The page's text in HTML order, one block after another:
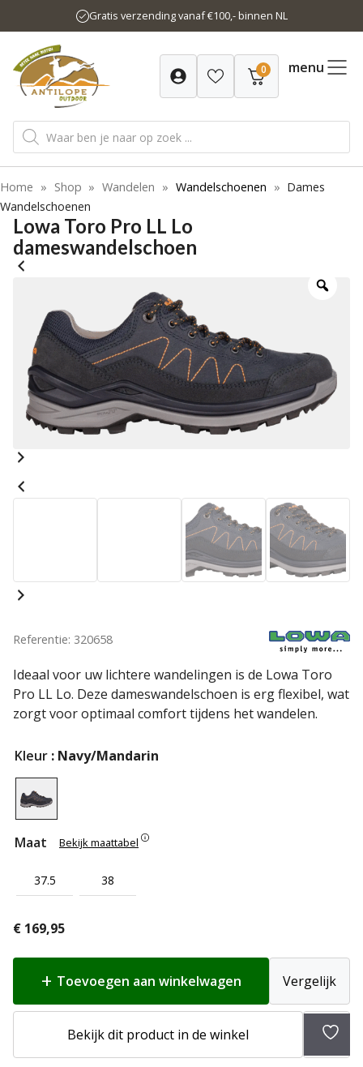
naar
inhoud
Gratis verzending vanaf €100,- binnen NL
0 menu
Producten
zoeken
Home » Shop » Wandelen » Wandelschoenen » Dames
Wandelschoenen
Lowa Toro Pro LL Lo
dameswandelschoen
Referentie: 320658
Ideaal voor uw lichtere wandelingen is de Lowa Toro
Pro LL Lo. Deze dameswandelschoen is erg flexibel, wat
zorgt voor optimaal comfort tijdens het wandelen.
Kleur : Navy/Mandarin
Maat Bekijk maattabel
37.5 38
€ 169,95
Toevoegen aan winkelwagen Vergelijk
Bekijk dit product in de winkel